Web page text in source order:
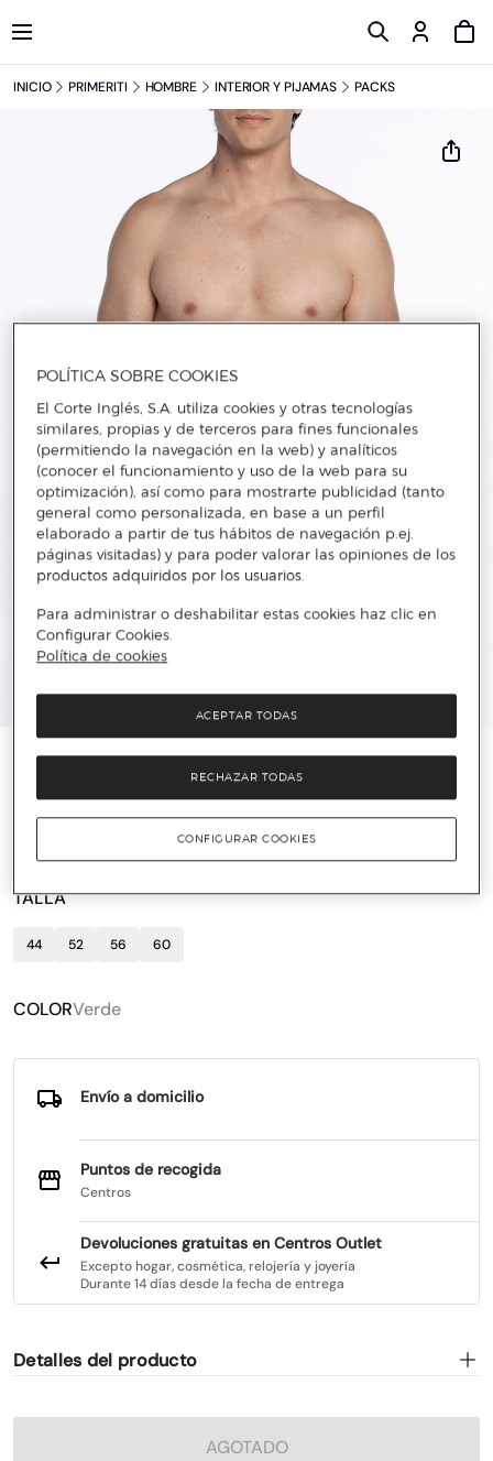
INICIO PRIMERITI HOMBRE INTERIOR Y PIJAMAS PACKS
PUNTO BLANCO
Pack de 3 slips liso
TALLA
44 52 56 60
COLORVerde
Envío a domicilio
Puntos de recogida
Centros
Devoluciones gratuitas en Centros Outlet
Excepto hogar, cosmética, relojería y joyería
Durante 14 días desde la fecha de entrega
Detalles del producto
AGOTADO
POLÍTICA SOBRE COOKIES
El Corte Inglés, S.A. utiliza cookies y otras tecnologías
similares, propias y de terceros para fines funcionales
(permitiendo la navegación en la web) y analíticos
(conocer el funcionamiento y uso de la web para su
optimización), así como para mostrarte publicidad (tanto
general como personalizada, en base a un perfil
elaborado a partir de tus hábitos de navegación p.ej.
páginas visitadas) y para poder valorar las opiniones de los
productos adquiridos por los usuarios.
Para administrar o deshabilitar estas cookies haz clic en
Configurar Cookies.
Política de cookies
RECHAZAR TODAS
ACEPTAR TODAS
CONFIGURAR COOKIES